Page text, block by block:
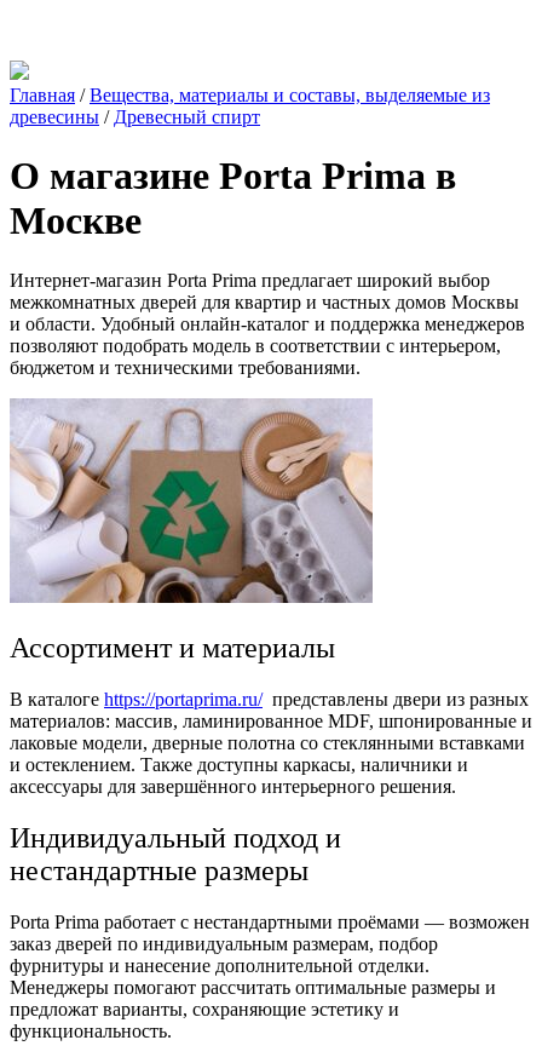
Главная /Вещества, материалы и составы, выделяемые из
древесины / Древесный спирт
О магазине Porta Prima в
Москве
Интернет-магазин Porta Prima предлагает широкий выбор
межкомнатных дверей для квартир и частных домов Москвы
и области. Удобный онлайн-каталог и поддержка менеджеров
позволяют подобрать модель в соответствии с интерьером,
бюджетом и техническими требованиями.
Ассортимент и материалы
В каталоге https://portaprima.ru/ представлены двери из разных
материалов: массив, ламинированное MDF, шпонированные и
лаковые модели, дверные полотна со стеклянными вставками
и остеклением. Также доступны каркасы, наличники и
аксессуары для завершённого интерьерного решения.
Индивидуальный подход и
нестандартные размеры
Porta Prima работает с нестандартными проёмами — возможен
заказ дверей по индивидуальным размерам, подбор
фурнитуры и нанесение дополнительной отделки.
Менеджеры помогают рассчитать оптимальные размеры и
предложат варианты, сохраняющие эстетику и
функциональность.